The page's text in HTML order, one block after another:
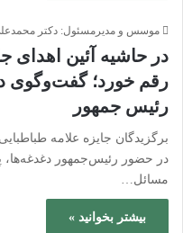
موسس و مدیرمسئول: دکتر
در حاشیه آئین اهدای
رقم خورد؛ گفت‌وگوی
رئیس جمهور
برگزیدگان جایزه علامه
در حضور رئیس‌جمهور دغدغه‌ها،
مسائل…
بیشتر بخوانید »